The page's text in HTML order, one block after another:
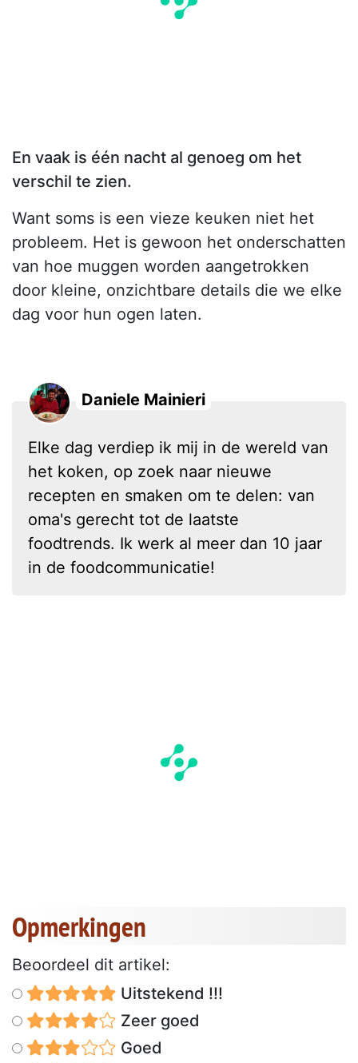
En vaak is één nacht al genoeg om het
verschil te zien.
Want soms is een vieze keuken niet het
probleem. Het is gewoon het onderschatten
van hoe muggen worden aangetrokken
door kleine, onzichtbare details die we elke
dag voor hun ogen laten.
Daniele Mainieri
Elke dag verdiep ik mij in de wereld van
het koken, op zoek naar nieuwe
recepten en smaken om te delen: van
oma's gerecht tot de laatste
foodtrends. Ik werk al meer dan 10 jaar
in de foodcommunicatie!
Opmerkingen
Beoordeel dit artikel:
Uitstekend !!!
Zeer goed
Goed